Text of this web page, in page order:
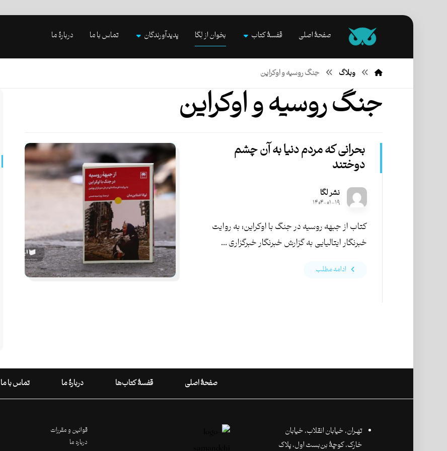
صفحۀ اصلی قفسۀ کتاب بخوان از لِگا پدیدآورندگان تماس با ما دربارۀ ما
وبلاگ جنگ روسیه و اوکراین
جنگ روسیه و اوکراین
بحرانی که مردم دنیا به آن چشم
دوختند
نشر لگا
۱۴۰۴-۰۱-۱۹
کتاب از جبهه روسیه در جنگ با اوکراین؛ به روایت
خبرنگار ایتالیایی به گزارش خبرنگار خبرگزاری ...
ادامه مطلب
صفحۀ اصلی قفسۀ کتاب‌ها دربارۀ ما تماس با ما
تهـران،‌ خیابان انقلاب، خیابان
خارک، کوچۀ بن‌بست اول، پلاک
قوانین و مقررات
درباره ما